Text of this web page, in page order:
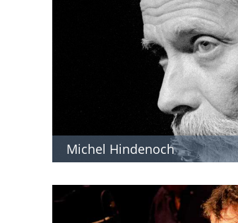
Michel Hindenoch